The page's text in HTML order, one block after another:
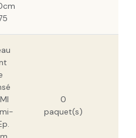
0
paquet(s)